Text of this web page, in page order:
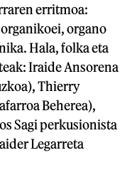
erritmoa:
organo
Hala, folka eta
Iraide Ansorena
Thierry
Beherea),
Sagi perkusionista
Legarreta